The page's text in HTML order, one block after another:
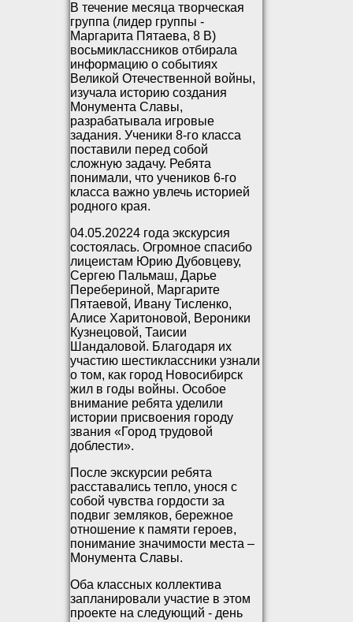
В течение месяца творческая
группа (лидер группы -
Маргарита Пятаева, 8 В)
восьмиклассников отбирала
информацию о событиях
Великой Отечественной войны,
изучала историю создания
Монумента Славы,
разрабатывала игровые
задания. Ученики 8-го класса
поставили перед собой
сложную задачу. Ребята
понимали, что учеников 6-го
класса важно увлечь историей
родного края.
04.05.20224 года экскурсия
состоялась. Огромное спасибо
лицеистам Юрию Дубовцеву,
Сергею Пальмаш, Дарье
Перебериной, Маргарите
Пятаевой, Ивану Тисленко,
Алисе Харитоновой, Вероники
Кузнецовой, Таисии
Шандаловой. Благодаря их
участию шестиклассники узнали
о том, как город Новосибирск
жил в годы войны. Особое
внимание ребята уделили
истории присвоения городу
звания «Город трудовой
доблести».
После экскурсии ребята
расставались тепло, унося с
собой чувства гордости за
подвиг земляков, бережное
отношение к памяти героев,
понимание значимости места –
Монумента Славы.
Оба классных коллектива
запланировали участие в этом
проекте на следующий - день